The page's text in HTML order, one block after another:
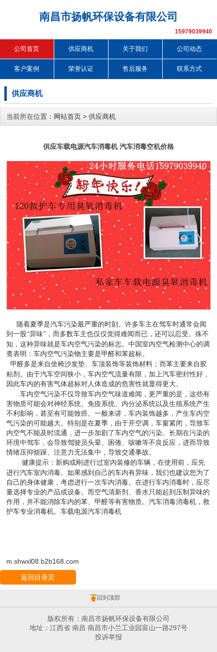
南昌市扬帆环保设备有限公司
15979039940
公司首页 供应商机 关于我们 公司动态
客户案例 荣誉认证 售后服务 联系方式
供应商机
当前所在位置： 网站首页 > 供应商机
供应车载电源汽车消毒机 汽车消毒空机价格
随着夏季是汽车污染最严重的时刻。许多车主在驾车时通常会闻
到一股“异味” ，而多数车主也仅仅觉得难闻而已，还可以忍受。殊不
知，这种异味就是车内空气污染的标志。中国室内空气检测中心的调
查表明：车内空气污染物主要是甲醛和苯超标。
甲醛多是来自坐椅沙发垫、车顶装饰等装饰材料；而苯主要来自胶
粘剂。由于汽车空间狭小，车内空气流量有限，加上汽车密封性好，
因此车内的有害气体超标对人体造成的危害性就显得更大。
车内空气污染不仅导致车内空气味道难闻，更严重的是，这些有
害物质可能会对神经系统、免疫系统、内分泌系统以及生殖系统产生
不利影响，甚至有可能致癌。一般来讲，车内装饰越多，产生车内空
气污染的可能越大。特别是在夏季，由于开空调，车窗紧闭，导致车
内空气不能及时流通，进一步加剧了车内空气的污染。长期在污染的
环境中驾车，会导致驾驶员头晕、困倦、咳嗽等不良反应，进而导致
情绪压抑烦躁、注意力无法集中，导致交通事故。
健康提示：新购或刚进行过室内装修的车辆，在使用前，应先
进行汽车室内消毒。如果感到自己的车内有异味，我们也建议您为了
自己的身体健康，考虑进行一次车内消毒。在进行车内消毒时，应尽
量选择专业的产品或设备。而空气清新剂、香水只能起到压制异味的
作用，并不能消除车内的苯、甲醛等有害物质。汽车消毒消毒机 ，救
护车专业消毒机。车载电源汽车消毒机
m.shwxl08.b2b168.com
返回目录页
回到顶部
版权所有：南昌市扬帆环保设备有限公司
地址：江西省 南昌 南昌市小兰工业园富山一路297号
投诉举报